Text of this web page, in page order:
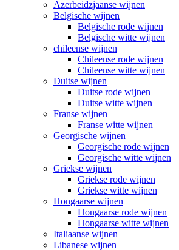
Azerbeidzjaanse wijnen
Belgische wijnen
Belgische rode wijnen
Belgische witte wijnen
chileense wijnen
Chileense rode wijnen
Chileense witte wijnen
Duitse wijnen
Duitse rode wijnen
Duitse witte wijnen
Franse wijnen
Franse witte wijnen
Georgische wijnen
Georgische rode wijnen
Georgische witte wijnen
Griekse wijnen
Griekse rode wijnen
Griekse witte wijnen
Hongaarse wijnen
Hongaarse rode wijnen
Hongaarse witte wijnen
Italiaanse wijnen
Libanese wijnen